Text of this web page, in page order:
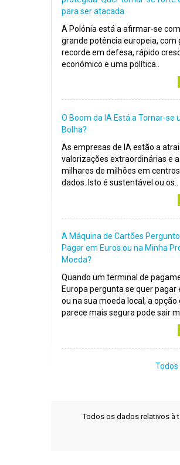
para ser atacada
A Polónia está a afirmar-se
grande potência europeia, com
recorde em defesa, rápido
económico e uma política..
O Boom da IA Está a Tornar-se
Bolha?
As empresas de IA estão a
valorizações extraordinárias e
milhares de milhões em
dados. Isto é sustentável ou os..
A Máquina de Cartões
Pagar em Euros ou na Minha
Moeda?
Quando um terminal de
Europa pergunta se quer pagar
ou na sua moeda local, a opção
parece mais segura pode sair
Todos
Todos os dados relativos à